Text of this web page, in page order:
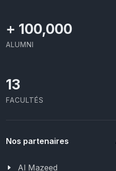
+ 100,000
ALUMNI
13
FACULTÉS
Nos partenaires
Al Mazeed